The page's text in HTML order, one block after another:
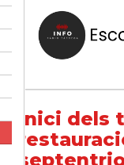
Inici dels